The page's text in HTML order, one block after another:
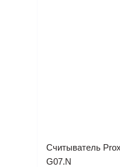
Считыватель
G07.N